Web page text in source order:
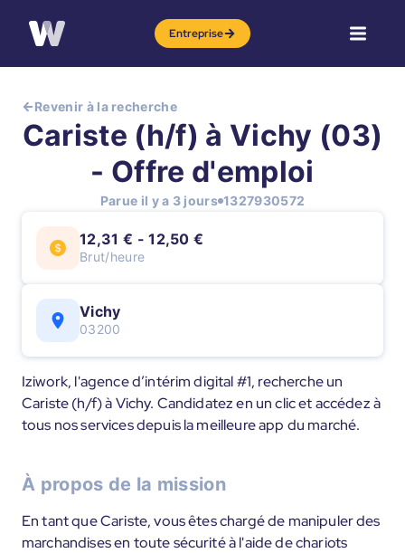
Entreprise
Revenir à la recherche
Cariste (h/f) à Vichy (03)
- Offre d'emploi
Parue il y a 3 jours 1327930572
12,31 € - 12,50 €
Brut/heure
Vichy
03200
Iziwork, l'agence d’intérim digital #1, recherche un
Cariste (h/f) à Vichy. Candidatez en un clic et accédez à
tous nos services depuis la meilleure app du marché.
À propos de la mission
En tant que Cariste, vous êtes chargé de manipuler des
marchandises en toute sécurité à l'aide de chariots